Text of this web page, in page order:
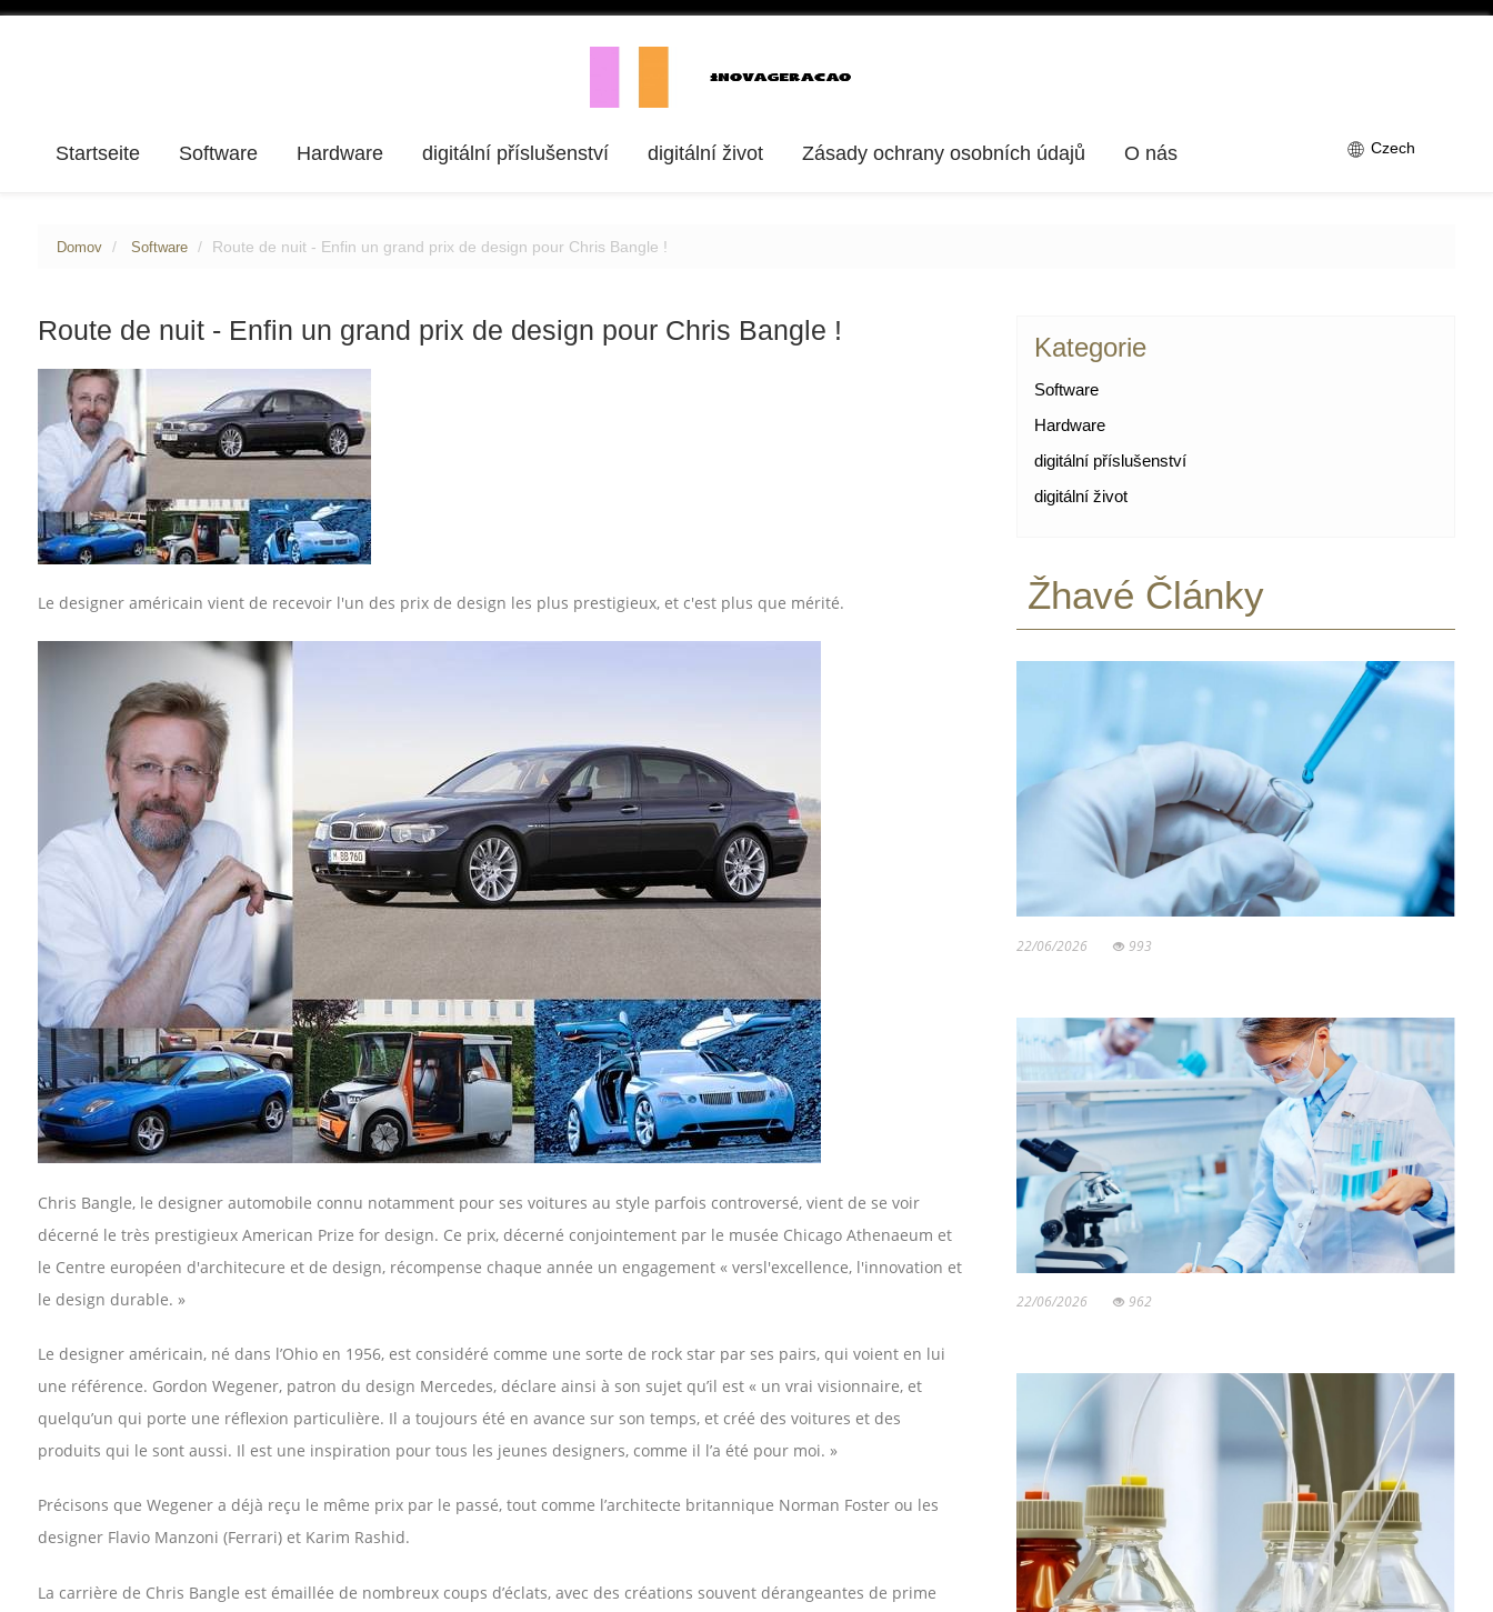
Startseite Software Hardware digitální příslušenství digitální život Zásady ochrany osobních údajů O nás Czech
Domov Software Route de nuit - Enfin un grand prix de design pour Chris Bangle !
Route de nuit - Enfin un grand prix de design pour Chris Bangle !
Le designer américain vient de recevoir l'un des prix de design les plus prestigieux, et c'est plus que mérité.
Chris Bangle, le designer automobile connu notamment pour ses voitures au style parfois controversé, vient de se voir
décerné le très prestigieux American Prize for design. Ce prix, décerné conjointement par le musée Chicago Athenaeum et
le Centre européen d'architecure et de design, récompense chaque année un engagement « versl'excellence, l'innovation et
le design durable. »
Le designer américain, né dans l’Ohio en 1956, est considéré comme une sorte de rock star par ses pairs, qui voient en lui
une référence. Gordon Wegener, patron du design Mercedes, déclare ainsi à son sujet qu’il est « un vrai visionnaire, et
quelqu’un qui porte une réflexion particulière. Il a toujours été en avance sur son temps, et créé des voitures et des
produits qui le sont aussi. Il est une inspiration pour tous les jeunes designers, comme il l’a été pour moi. »
Précisons que Wegener a déjà reçu le même prix par le passé, tout comme l’architecte britannique Norman Foster ou les
designer Flavio Manzoni (Ferrari) et Karim Rashid.
La carrière de Chris Bangle est émaillée de nombreux coups d’éclats, avec des créations souvent dérangeantes de prime
Kategorie
Software
Hardware
digitální příslušenství
digitální život
Žhavé Články
22/06/2026 993
22/06/2026 962